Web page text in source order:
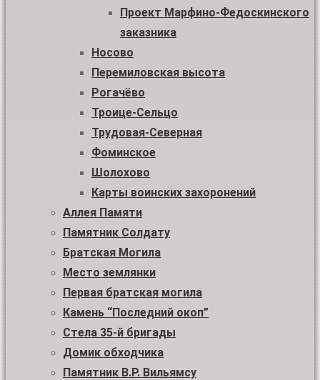
Проект Марфино-Федоскинского
заказника
Носово
Перемиловская высота
Рогачёво
Троице-Сельцо
Трудовая-Северная
Фоминское
Шолохово
Карты воинских захоронений
Аллея Памяти
Памятник Солдату
Братская Могила
Место землянки
Первая братская могила
Камень “Последний окоп”
Стела 35-й бригады
Домик обходчика
Памятник В.Р. Вильямсу